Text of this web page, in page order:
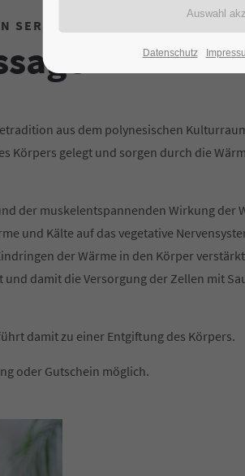
SERVICE
aus dem polynesischen
Körpers gelegt und sorgen durch die
der muskelentspannenden Wirkung der
und Kälte auf das vegetative
der Wärme in den Körper
damit die Versorgung der Zellen mit
damit zu einer Entgiftung des Körpers.
oder Gutschein möglich.
Datenschutz